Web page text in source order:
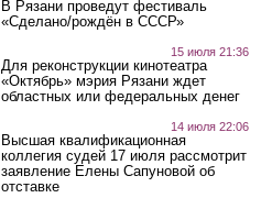
В Рязани проведут фестиваль
«Сделано/рождён в СССР»
15 июля 21:36
Для реконструкции кинотеатра
«Октябрь» мэрия Рязани ждет
областных или федеральных денег
14 июля 22:06
Высшая квалификационная
коллегия судей 17 июля рассмотрит
заявление Елены Сапуновой об
отставке